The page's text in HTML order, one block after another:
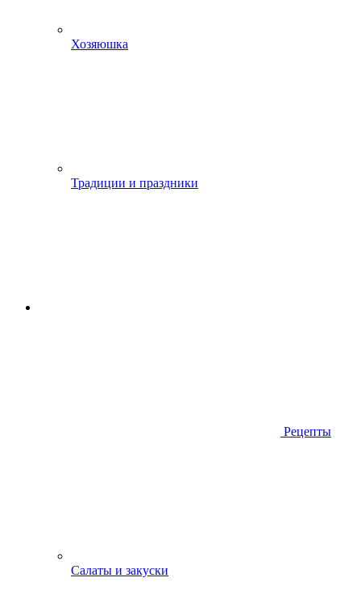
Хозяюшка
Традиции и праздники
Рецепты
Салаты и закуски